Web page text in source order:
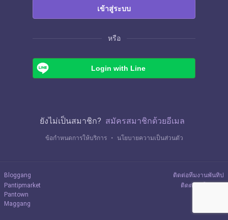
เข้าสู่ระบบ
หรือ
Login with Line
ยังไม่เป็นสมาชิก? สมัครสมาชิกด้วยอีเมล
ข้อกำหนดการให้บริการ ・ นโยบายความเป็นส่วนตัว
Bloggang
Pantipmarket
Pantown
Maggang
ติดต่อทีมงานพันทิป
ติดต่อลงโฆษณา